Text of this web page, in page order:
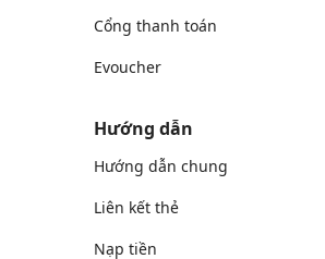
Cổng thanh toán
Evoucher
Hướng dẫn
Hướng dẫn chung
Liên kết thẻ
Nạp tiền